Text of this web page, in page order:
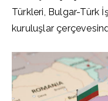
Türkleri, Bulgar-Türk
kuruluşlar